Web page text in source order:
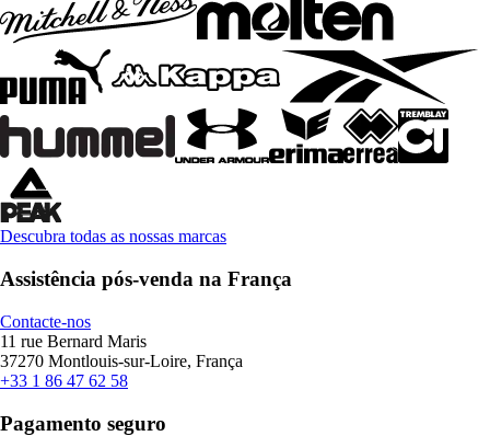
Descubra todas as nossas marcas
Assistência pós-venda na França
Contacte-nos
11 rue Bernard Maris
37270 Montlouis-sur-Loire, França
+33 1 86 47 62 58
Pagamento seguro